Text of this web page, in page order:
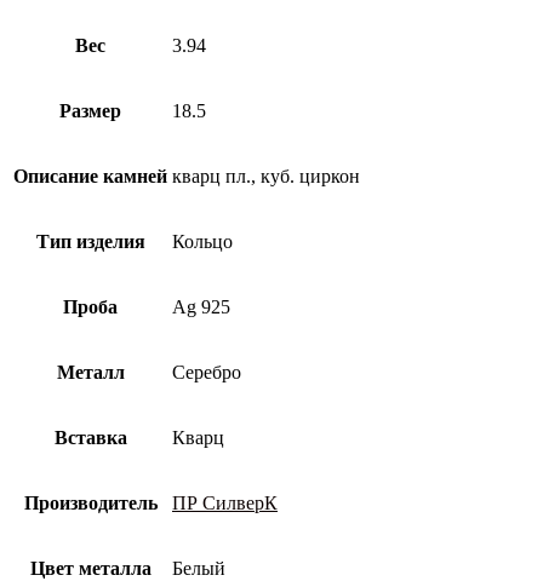
Вес 3.94
Размер 18.5
Описание камней кварц пл., куб. циркон
Тип изделия Кольцо
Проба Ag 925
Металл Серебро
Вставка Кварц
Производитель ПР СилверК
Цвет металла Белый